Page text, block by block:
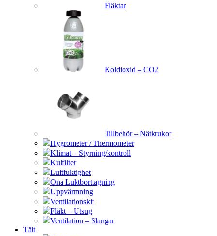
Fläktar
Koldioxid – CO2
Tillbehör – Nätkrukor
Hygrometer / Thermometer
Klimat – Styrning/kontroll
Kulfilter
Luftfuktighet
Ona Luktborttagning
Uppvärmning
Ventilationskit
Fläkt – Utsug
Ventilation – Slangar
Tält